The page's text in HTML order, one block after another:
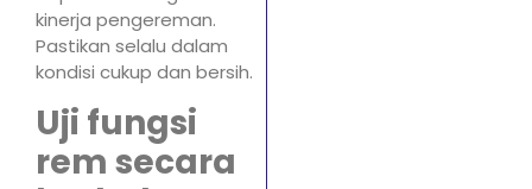
kinerja pengereman.
Pastikan selalu dalam
kondisi cukup dan bersih.
Uji fungsi
rem secara